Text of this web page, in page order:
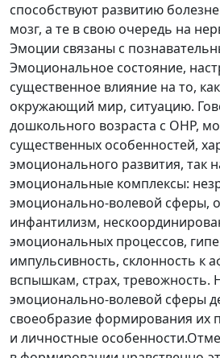
способствуют развитию
мозг, а те в свою очередь на
Эмоции связаны с
Эмоциональное состояние,
существенное влияние на то,
окружающий мир, ситуацию.
дошкольного возраста с ОНР,
существенных особенностей,
эмоционального развития, так
эмоциональные комплексы:
эмоционально-волевой сферы,
инфантилизм,
эмоциональных процессов,
импульсивность, склонность к
вспышкам, страх, тревожность.
эмоционально-волевой сферы
своеобразие формирования их
и личностные